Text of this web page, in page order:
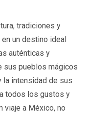
tradiciones y
un destino ideal
auténticas y
sus pueblos mágicos
la intensidad de sus
todos los gustos y
viaje a México, no